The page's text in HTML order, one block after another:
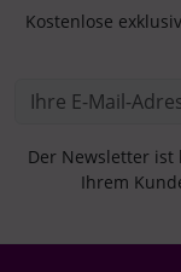
Kostenlose
Der Newsletter
Ihrem